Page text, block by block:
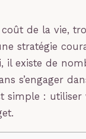
coût de la vie,
stratégie
il existe de
s’engager
simple :